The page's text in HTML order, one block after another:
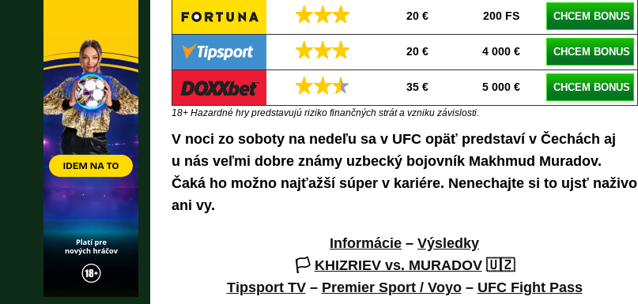
20 € 200 FS CHCEM BONUS
20 € 4 000 € CHCEM BONUS
35 € 5 000 € CHCEM BONUS
18+ Hazardné hry predstavujú riziko finančných strát a vzniku závislosti.
V noci zo soboty na nedeľu sa v UFC opäť predstaví v Čechách aj
u nás veľmi dobre známy uzbecký bojovník Makhmud Muradov.
Čaká ho možno najťažší súper v kariére. Nenechajte si to ujsť naživo
ani vy.
Informácie – Výsledky
🏳️ KHIZRIEV vs. MURADOV🇺🇿
Tipsport TV– Premier Sport / Voyo– UFC Fight Pass